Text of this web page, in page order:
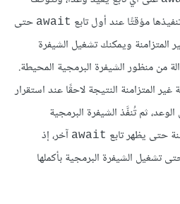
مؤقتًا عند أول تابع await حتى
المتزامنة ويمكنك تشغيل الشيفرة
من منظور الشيفرة البرمجية المحيطة.
غير المتزامنة النتيجة لاحقًا عند استقرار
ثم تُنفَّذ الشيفرة البرمجية
حتى يظهر تابع await آخر، إذ
تشغيل الشيفرة البرمجية بأكملها